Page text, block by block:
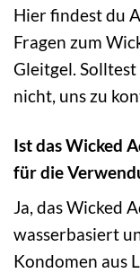
Hier findest du
Fragen zum
Gleitgel.
nicht, uns zu
Ist das Wicked
für die
Ja, das Wicked
wasserbasiert
Kondomen aus